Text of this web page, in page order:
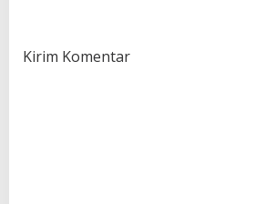
Kirim Komentar